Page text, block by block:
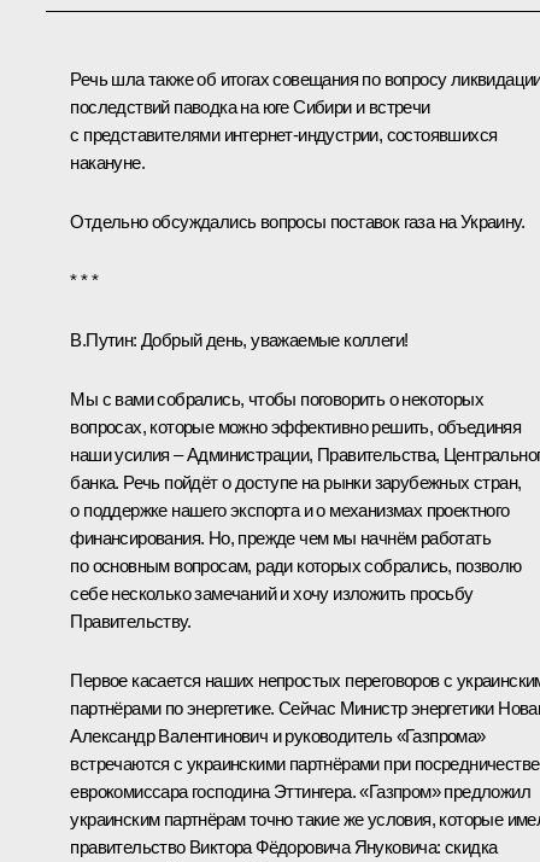
Речь шла также об итогахсовещания по вопросу
последствий паводка на юге Сибири и встречи
с представителями интернет-индустрии, состоявшихся
накануне.
Отдельно обсуждались вопросы поставок газа на Украину.
* * *
В.Путин: Добрый день, уважаемые коллеги!
Мы с вами собрались, чтобы поговорить о некоторых
вопросах, которые можно эффективно решить, объединяя
наши усилия – Администрации, Правительства,
банка. Речь пойдёт о доступе на рынки зарубежных стран,
о поддержке нашего экспорта и о механизмах проектного
финансирования. Но, прежде чем мы начнём работать
по основным вопросам, ради которых собрались, позволю
себе несколько замечаний и хочу изложить просьбу
Правительству.
Первое касается наших непростых переговоров с
партнёрами по энергетике. Сейчас Министр энергетики
Александр Валентинович и руководитель «Газпрома»
встречаются с украинскими партнёрами при посредничестве
еврокомиссара господина Эттингера. «Газпром» предложил
украинским партнёрам точно такие же условия, которые
правительство Виктора Фёдоровича Януковича: скидка